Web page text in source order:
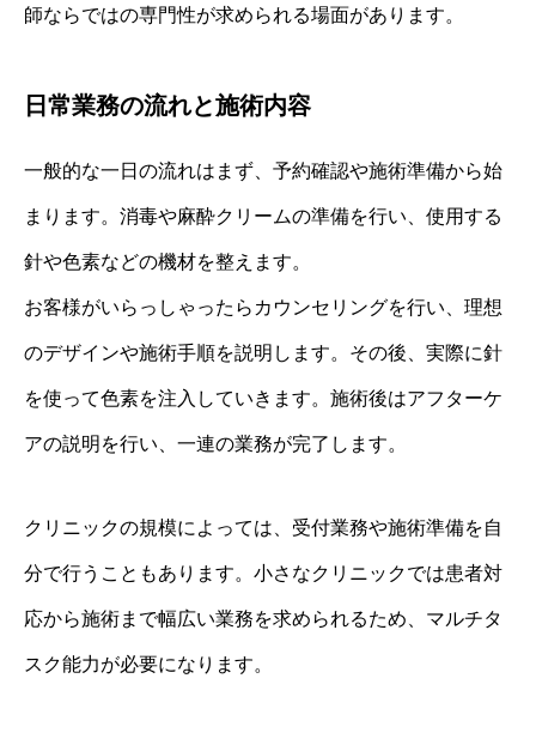
師ならではの専門性が求められる場面があります。
日常業務の流れと施術内容
一般的な一日の流れはまず、予約確認や施術準備から始
まります。消毒や麻酔クリームの準備を行い、使用する
針や色素などの機材を整えます。
お客様がいらっしゃったらカウンセリングを行い、理想
のデザインや施術手順を説明します。その後、実際に針
を使って色素を注入していきます。施術後はアフターケ
アの説明を行い、一連の業務が完了します。
クリニックの規模によっては、受付業務や施術準備を自
分で行うこともあります。小さなクリニックでは患者対
応から施術まで幅広い業務を求められるため、マルチタ
スク能力が必要になります。